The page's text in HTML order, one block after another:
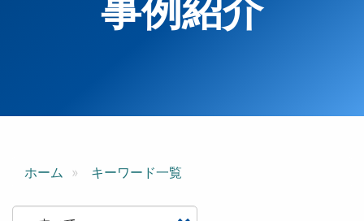
事例紹介
ホーム キーワード一覧